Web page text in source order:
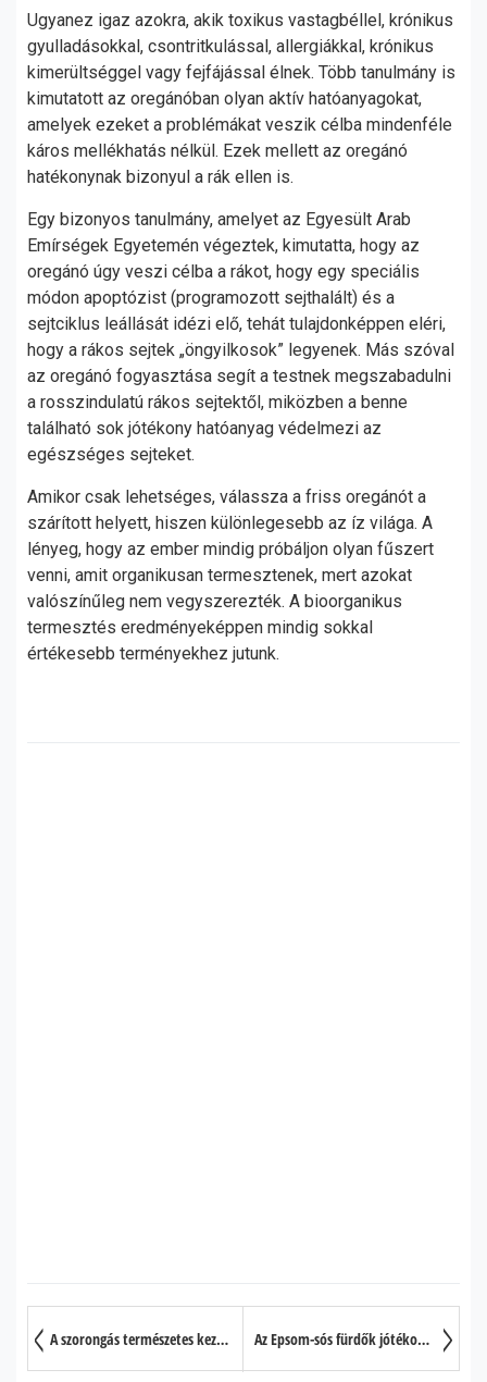
Ugyanez igaz azokra, akik toxikus vastagbéllel, krónikus
gyulladásokkal, csontritkulással, allergiákkal, krónikus
kimerültséggel vagy fejfájással élnek. Több tanulmány is
kimutatott az oregánóban olyan aktív hatóanyagokat,
amelyek ezeket a problémákat veszik célba mindenféle
káros mellékhatás nélkül. Ezek mellett az oregánó
hatékonynak bizonyul a rák ellen is.
Egy bizonyos tanulmány, amelyet az Egyesült Arab
Emírségek Egyetemén végeztek, kimutatta, hogy az
oregánó úgy veszi célba a rákot, hogy egy speciális
módon apoptózist (programozott sejthalált) és a
sejtciklus leállását idézi elő, tehát tulajdonképpen eléri,
hogy a rákos sejtek „öngyilkosok” legyenek. Más szóval
az oregánó fogyasztása segít a testnek megszabadulni
a rosszindulatú rákos sejtektől, miközben a benne
található sok jótékony hatóanyag védelmezi az
egészséges sejteket.
Amikor csak lehetséges, válassza a friss oregánót a
szárított helyett, hiszen különlegesebb az íz világa. A
lényeg, hogy az ember mindig próbáljon olyan fűszert
venni, amit organikusan termesztenek, mert azokat
valószínűleg nem vegyszerezték. A bioorganikus
termesztés eredményeképpen mindig sokkal
értékesebb terményekhez jutunk.
A szorongás természetes kezelése Az Epsom-sós fürdők jótékony hatásai